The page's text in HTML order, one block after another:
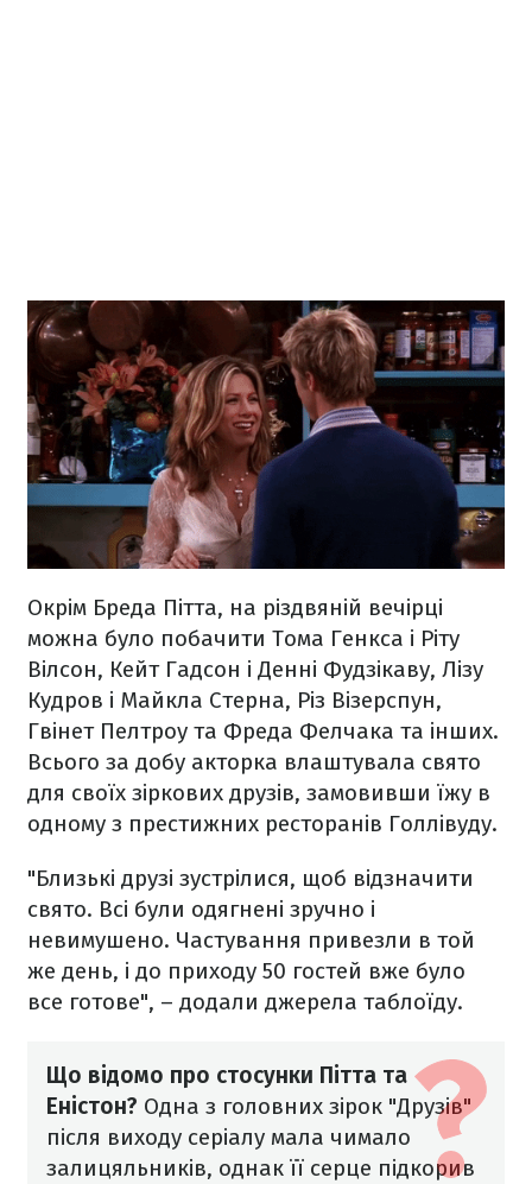
Окрім Бреда Пітта, на різдвяній вечірці
можна було побачити Тома Генкса і Ріту
Вілсон, Кейт Гадсон і Денні Фудзікаву, Лізу
Кудров і Майкла Стерна, Різ Візерспун,
Гвінет Пелтроу та Фреда Фелчака та інших.
Всього за добу акторка влаштувала свято
для своїх зіркових друзів, замовивши їжу в
одному з престижних ресторанів Голлівуду.
"Близькі друзі зустрілися, щоб відзначити
свято. Всі були одягнені зручно і
невимушено. Частування привезли в той
же день, і до приходу 50 гостей вже було
все готове", – додали джерела таблоїду.
Що відомо про стосунки Пітта та
Еністон? Одна з головних зірок "Друзів"
після виходу серіалу мала чимало
залицяльників, однак її серце підкорив